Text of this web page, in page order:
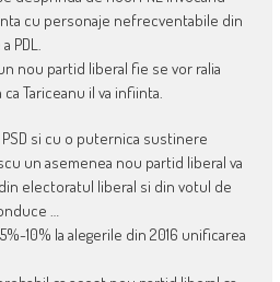
cu personaje nefrecventabile din
PDL.
nou partid liberal fie se vor ralia
Tariceanu il va infiinta.
si cu o puternica sustinere
un asemenea nou partid liberal va
electoratul liberal si din votul de
…
10% la alegerile din 2016 unificarea